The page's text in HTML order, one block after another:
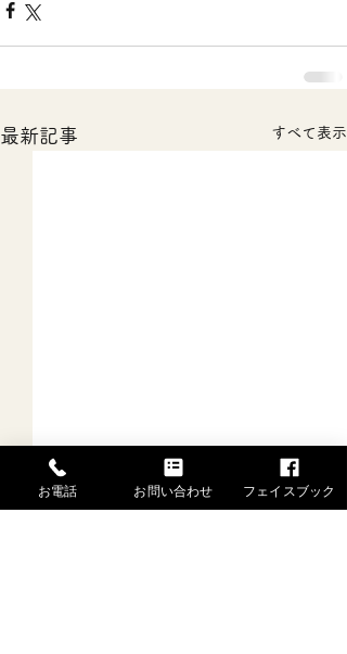
最新記事 すべて表示
お電話 お問い合わせ フェイスブック